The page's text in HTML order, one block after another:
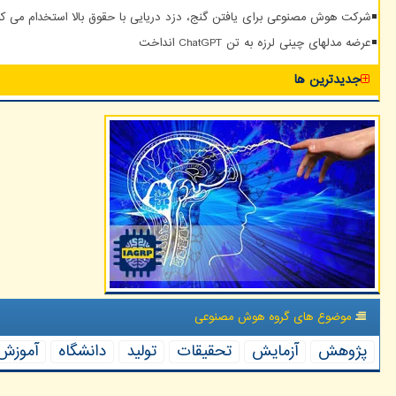
شرکت هوش مصنوعی برای یافتن گنج، دزد دریایی با حقوق بالا استخدام می
عرضه مدلهای چینی لرزه به تن ChatGPT انداخت
جدیدترین ها
موضوع های گروه هوش مصنوعی
پژوهش آزمایش تحقیقات تولید دانشگاه